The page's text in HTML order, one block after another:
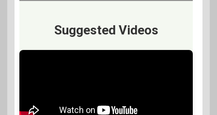
Suggested Videos